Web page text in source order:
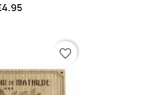
favorite_border